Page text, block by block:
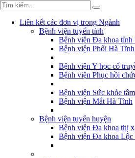
Liên kết các đơn vị trong Ngành
Bệnh viện tuyến tỉnh
Bệnh viện Đa khoa tỉnh
Bệnh viện Phổi Hà Tĩnh
Bệnh viện Y học cổ
Bệnh viện Phục hồi
Bệnh viện Sức khỏe
Bệnh viện Mắt Hà Tĩnh
Bệnh viện tuyến huyện
Bệnh viện Đa khoa thị
Bệnh viện Đa khoa Lộc